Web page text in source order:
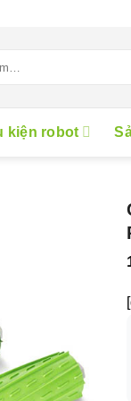
kiện robot